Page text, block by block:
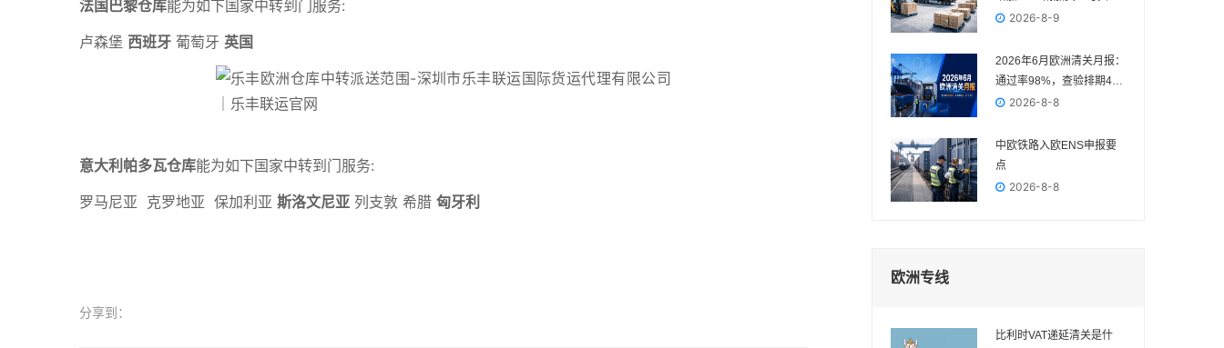
法国巴黎仓库能为如下国家中转到门服务:
卢森堡 西班牙 葡萄牙 英国
意大利帕多瓦仓库能为如下国家中转到门服务:
罗马尼亚 克罗地亚 保加利亚 斯洛文尼亚 列支敦 希腊 匈牙利
分享到：
费用如何区分
2026-8-9
2026年6月欧洲清关月报：
通过率98%，查验排期4—
5个工作日
2026-8-8
中欧铁路入欧ENS申报要
点
2026-8-8
欧洲专线
比利时VAT递延清关是什